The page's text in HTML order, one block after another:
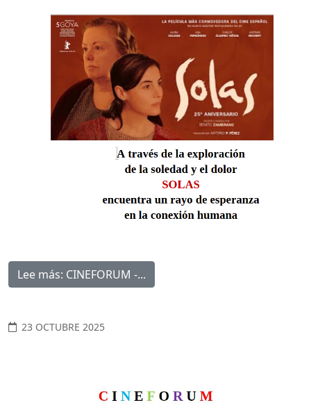
Lee más: CINEFORUM -...
23 OCTUBRE 2025